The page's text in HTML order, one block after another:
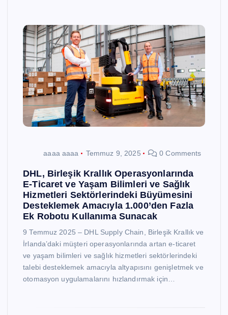
aaaa aaaa Temmuz 9, 2025 0 Comments
DHL, Birleşik Krallık Operasyonlarında
E-Ticaret ve Yaşam Bilimleri ve Sağlık
Hizmetleri Sektörlerindeki Büyümesini
Desteklemek Amacıyla 1.000’den Fazla
Ek Robotu Kullanıma Sunacak
9 Temmuz 2025 – DHL Supply Chain, Birleşik Krallık ve
İrlanda’daki müşteri operasyonlarında artan e-ticaret
ve yaşam bilimleri ve sağlık hizmetleri sektörlerindeki
talebi desteklemek amacıyla altyapısını genişletmek ve
otomasyon uygulamalarını hızlandırmak için…